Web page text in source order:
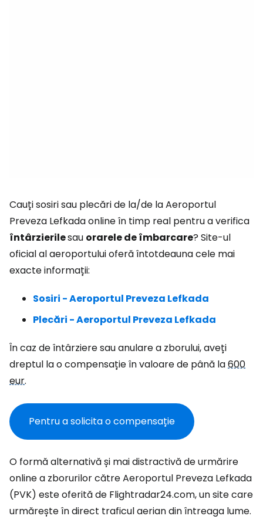
Cauți sosiri sau plecări de la/de la Aeroportul
Preveza Lefkada online în timp real pentru a verifica
întârzierilesau orarele de îmbarcare? Site-ul
oficial al aeroportului oferă întotdeauna cele mai
exacte informații:
Sosiri - Aeroportul Preveza Lefkada
Plecări - Aeroportul Preveza Lefkada
În caz de întârziere sau anulare a zborului, aveți
dreptul la o compensație în valoare de până la600
eur.
Pentru a solicita o compensație
O formă alternativă și mai distractivă de urmărire
online a zborurilor către Aeroportul Preveza Lefkada
(PVK) este oferită de Flightradar24.com, un site care
urmărește în direct traficul aerian din întreaga lume.